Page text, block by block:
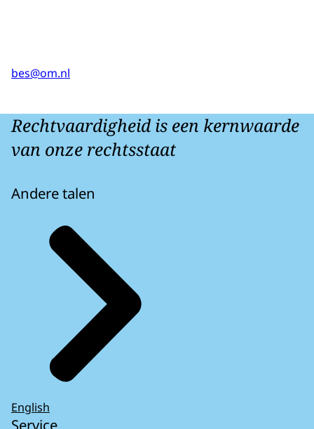
bes@om.nl
Rechtvaardigheid is een kernwaarde
van onze rechtsstaat
Andere talen
English
Service